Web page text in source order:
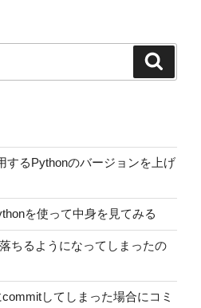
するPythonのバージョンを上げ
を使って中身を見てみる
ちるようになってしまったの
してしまった場合にコミ